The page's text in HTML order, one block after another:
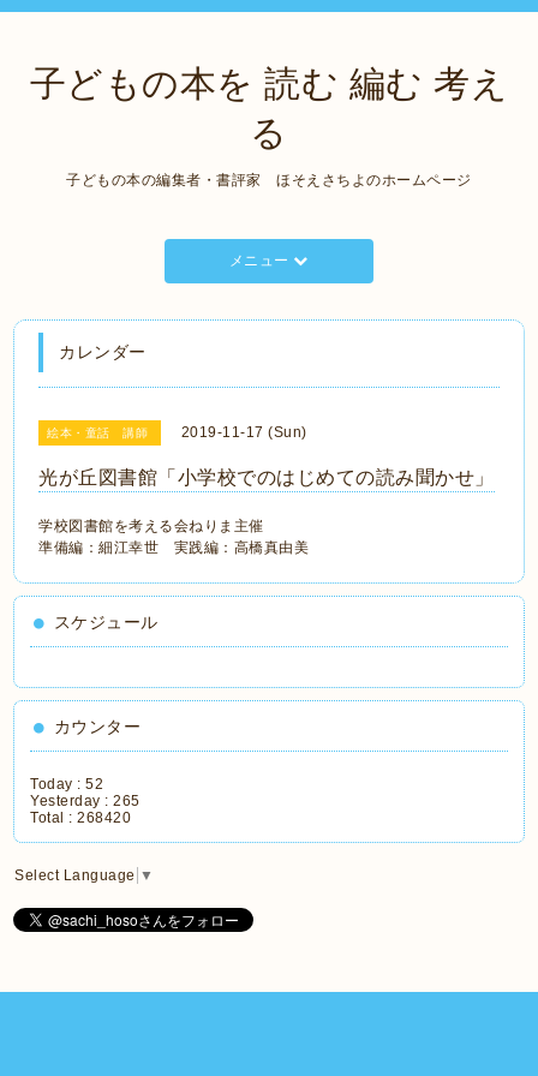
子どもの本を 読む 編む 考え
る
子どもの本の編集者・書評家 ほそえさちよのホームページ
メニュー
カレンダー
絵本・童話 講師 2019-11-17 (Sun)
光が丘図書館「小学校でのはじめての読み聞かせ」
学校図書館を考える会ねりま主催
準備編：細江幸世 実践編：高橋真由美
スケジュール
カウンター
Today :52
Yesterday :265
Total :268420
Select Language ▼